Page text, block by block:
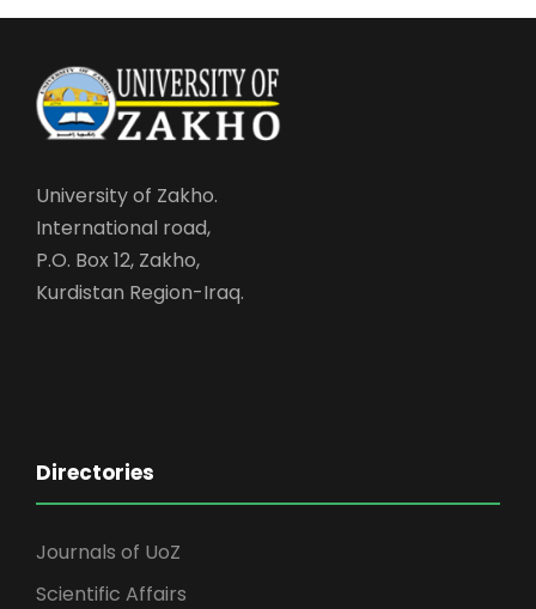
University of Zakho.
International road,
P.O. Box 12, Zakho,
Kurdistan Region-Iraq.
Directories
Journals of UoZ
Scientific Affairs